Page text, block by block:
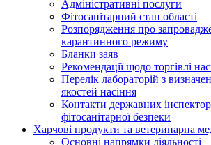
Адміністративні послуги
Фітосанітарний стан області
Розпорядження про
карантинного режиму
Бланки заяв
Рекомендації щодо торгівлі
Перелік лабораторій з
якостей насіння
Контакти державних
фітосанітарної безпеки
Харчові продукти та ветеринарна
Основні напрямки діяльності